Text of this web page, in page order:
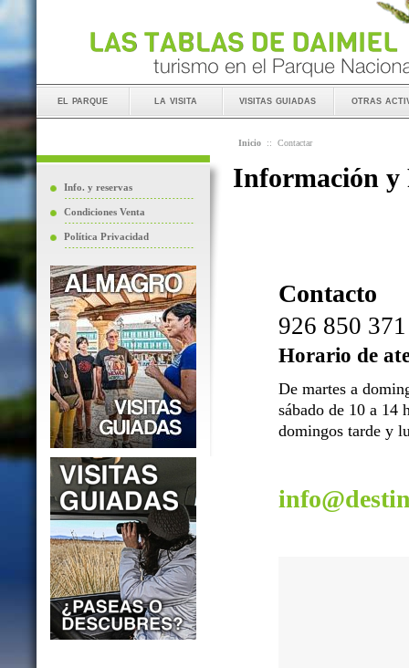
el parque la visita visitas guiadas otras
Info. y reservas
Condiciones Venta
Política Privacidad
Inicio :: Contactar
Información y
Contacto
926 850 371
Horario de
De martes a
sábado de 10 a 14
domingos tarde y